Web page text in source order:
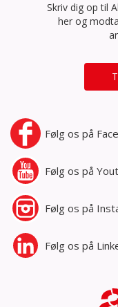
Skriv dig op til
her og
Følg os på
Følg os på
Følg os på
Følg os på